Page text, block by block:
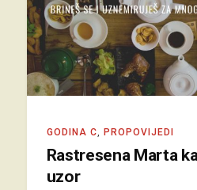
GODINA C PROPOVIJEDI
Rastresena Marta
uzor